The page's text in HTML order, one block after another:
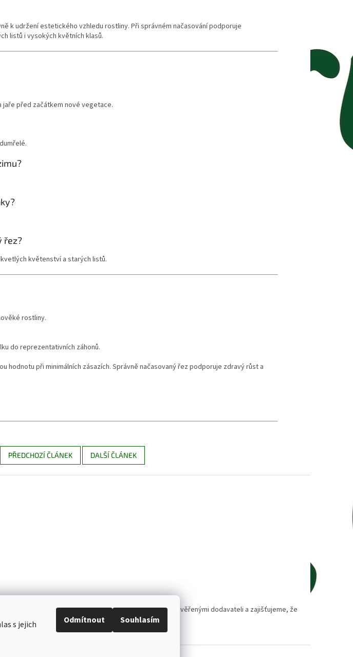
s jejich
Odmítnout Souhlasím
k udržení estetického vzhledu rostliny. Při správném načasování podporuje
listů i vysokých květních klasů.
před začátkem nové vegetace.
řez?
květenství a starých listů.
rostliny.
do reprezentativních záhonů.
hodnotu při minimálních zásazích. Správně načasovaný řez podporuje zdravý růst a
PŘEDCHOZÍ ČLÁNEK DALŠÍ ČLÁNEK
aby byly zdravé a bez škůdců 🐛. Spolupracujeme s prověřenými dodavateli a zajišťujeme, že